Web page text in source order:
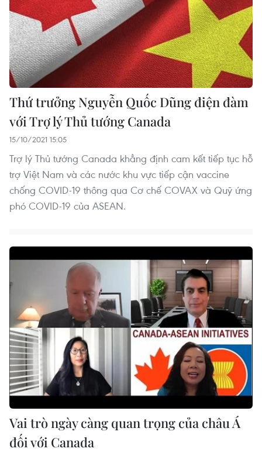
Thứ trưởng Nguyễn Quốc Dũng điện đàm
với Trợ lý Thủ tướng Canada
15/10/2021 15:05
Trợ lý Thủ tướng Canada khẳng định cam kết tiếp tục hỗ
trợ Việt Nam và các nước khu vực tiếp cận vaccine
chống COVID-19 thông qua Cơ chế COVAX và Quỹ ứng
phó COVID-19 của ASEAN.
Vai trò ngày càng quan trọng của châu Á
đối với Canada